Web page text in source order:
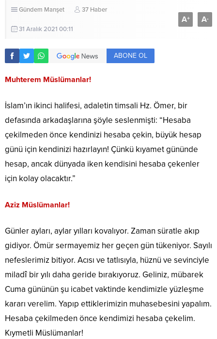
Gündem Manşet 37 Haber
31 Aralık 2021 00:11
A+ A-
ABONE OL
Muhterem Müslümanlar!
İslam’ın ikinci halifesi, adaletin timsali Hz. Ömer, bir
defasında arkadaşlarına şöyle seslenmişti: “Hesaba
çekilmeden önce kendinizi hesaba çekin, büyük hesap
günü için kendinizi hazırlayın! Çünkü kıyamet gününde
hesap, ancak dünyada iken kendisini hesaba çekenler
için kolay olacaktır.”
Aziz Müslümanlar!
Günler ayları, aylar yılları kovalıyor. Zaman süratle akıp
gidiyor. Ömür sermayemiz her geçen gün tükeniyor. Sayılı
nefeslerimiz bitiyor. Acısı ve tatlısıyla, hüznü ve sevinciyle
miladî bir yılı daha geride bırakıyoruz. Geliniz, mübarek
Cuma gününün şu icabet vaktinde kendimizle yüzleşme
kararı verelim. Yapıp ettiklerimizin muhasebesini yapalım.
Hesaba çekilmeden önce kendimizi hesaba çekelim.
Kıymetli Müslümanlar!